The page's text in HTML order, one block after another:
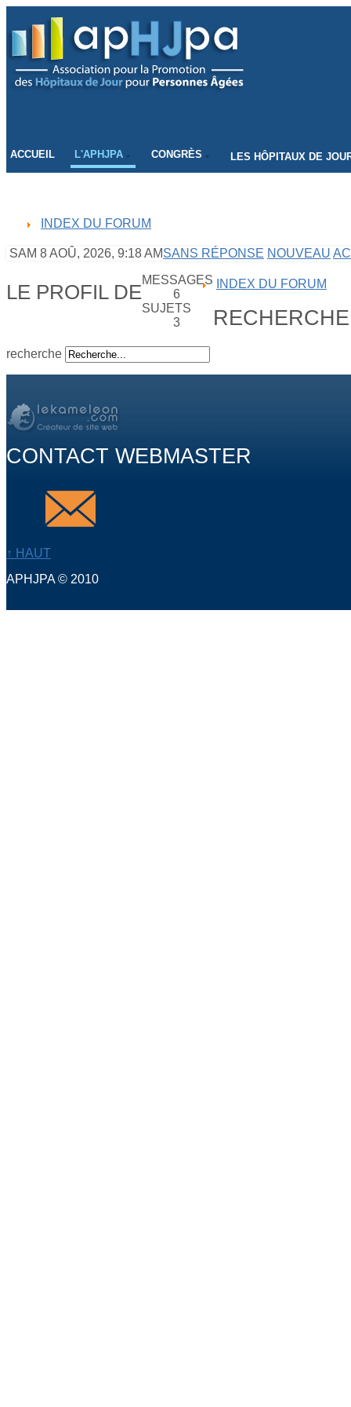
ACCUEIL L'APHJPA CONGRÈS LES HÔPITAUX DE
INDEX DU FORUM
SAM 8 AOÛ, 2026, 9:18 AMSANS RÉPONSE NOUVEAU
LE PROFIL DE
MESSAGES
6
SUJETS
3
INDEX DU FORUM
RECHERCHE
recherche
CONTACT WEBMASTER
↑ HAUT
APHJPA © 2010